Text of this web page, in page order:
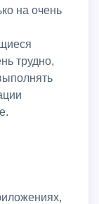
на очень
трудно,